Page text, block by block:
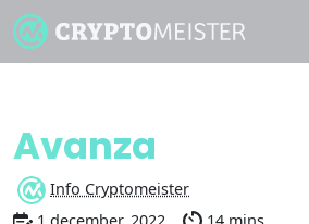
Avanza
Info Cryptomeister